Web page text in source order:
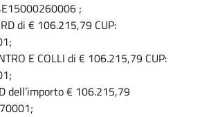
;
di € 106.215,79 CUP:
E COLLI di € 106.215,79 CUP:
dell’importo € 106.215,79